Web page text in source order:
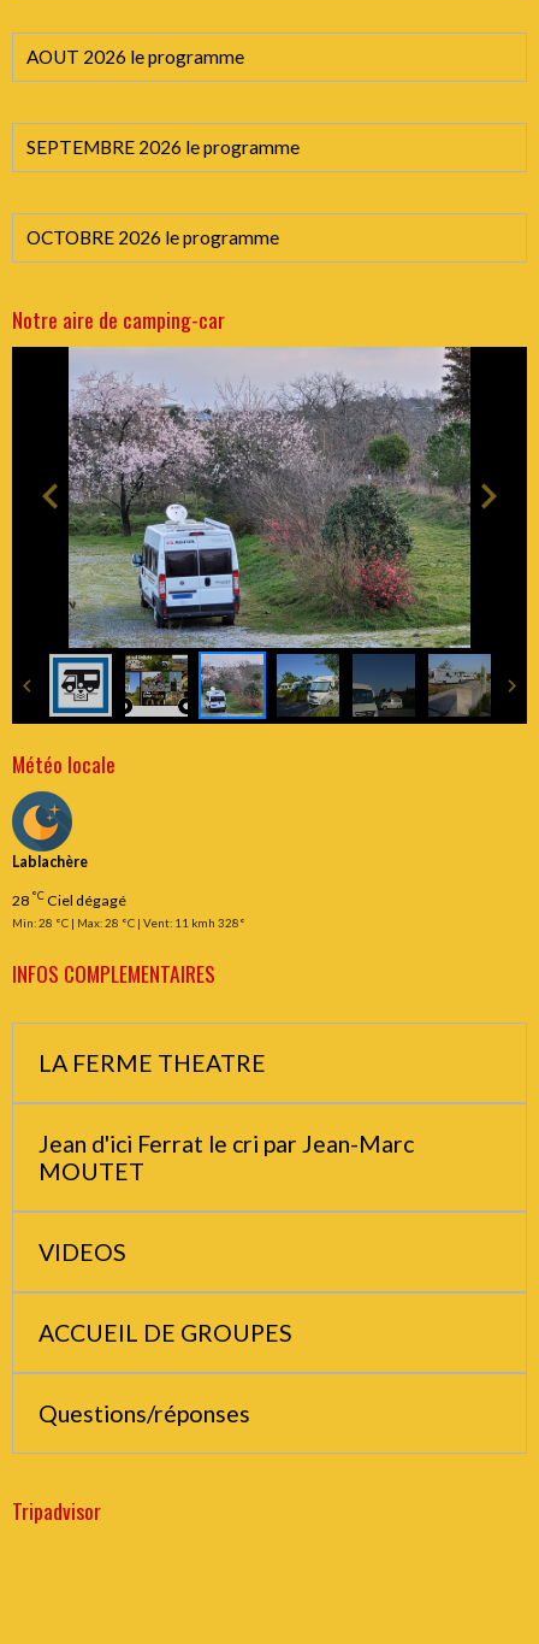
AOUT 2026 le programme
SEPTEMBRE 2026 le programme
OCTOBRE 2026 le programme
Notre aire de camping-car
Météo locale
Lablachère
28 °CCiel dégagé
Min: 28 °C | Max: 28 °C | Vent: 11 kmh 328°
INFOS COMPLEMENTAIRES
LA FERME THEATRE
Jean d'ici Ferrat le cri par Jean-Marc
MOUTET
VIDEOS
ACCUEIL DE GROUPES
Questions/réponses
Tripadvisor